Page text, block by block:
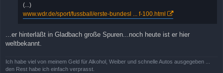
(...)
www.wdr.de/sport/fussball/erste-bundesl ... f-100.html
...er hinterläßt in Gladbach große Spuren...noch heute ist er hier
weltbekannt.
Ich habe viel von meinem Geld für Alkohol, Weiber und schnelle Autos ausgegeben ...
den Rest habe ich einfach verprasst.